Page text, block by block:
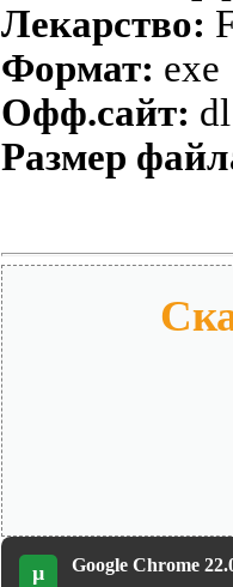
Лекарство:
Формат: exe
Офф.сайт:
Размер
µ Google Chrome